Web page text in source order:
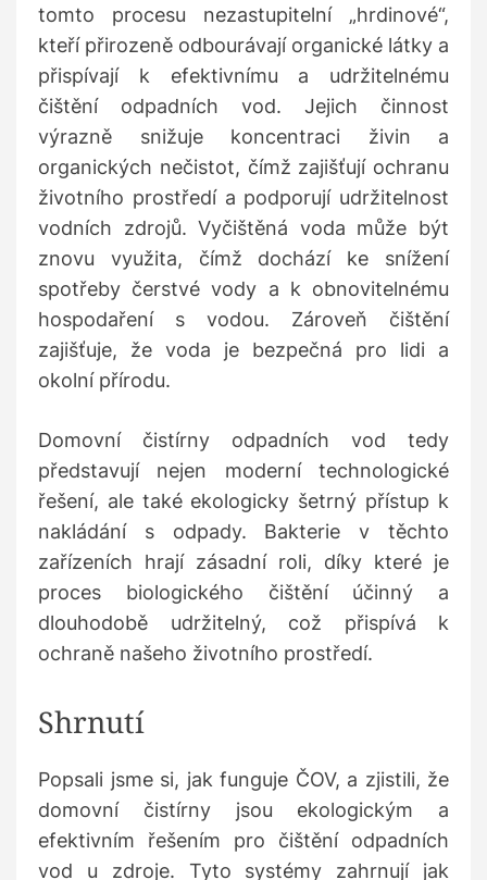
tomto procesu nezastupitelní „hrdinové“,
kteří přirozeně odbourávají organické látky a
přispívají k efektivnímu a udržitelnému
čištění odpadních vod. Jejich činnost
výrazně snižuje koncentraci živin a
organických nečistot, čímž zajišťují ochranu
životního prostředí a podporují udržitelnost
vodních zdrojů. Vyčištěná voda může být
znovu využita, čímž dochází ke snížení
spotřeby čerstvé vody a k obnovitelnému
hospodaření s vodou. Zároveň čištění
zajišťuje, že voda je bezpečná pro lidi a
okolní přírodu.
Domovní čistírny odpadních vod tedy
představují nejen moderní technologické
řešení, ale také ekologicky šetrný přístup k
nakládání s odpady. Bakterie v těchto
zařízeních hrají zásadní roli, díky které je
proces biologického čištění účinný a
dlouhodobě udržitelný, což přispívá k
ochraně našeho životního prostředí.
Shrnutí
Popsali jsme si, jak funguje ČOV, a zjistili, že
domovní čistírny jsou ekologickým a
efektivním řešením pro čištění odpadních
vod u zdroje. Tyto systémy zahrnují jak